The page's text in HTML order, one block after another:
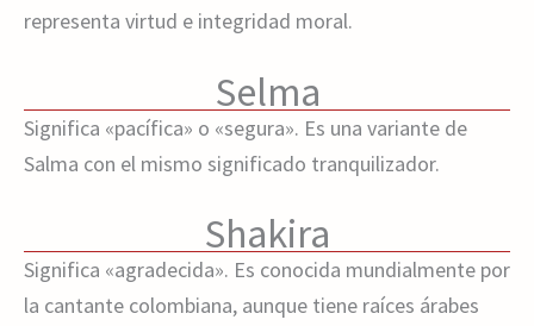
representa virtud e integridad moral.
Selma
Significa «pacífica» o «segura». Es una variante de
Salma con el mismo significado tranquilizador.
Shakira
Significa «agradecida». Es conocida mundialmente por
la cantante colombiana, aunque tiene raíces árabes